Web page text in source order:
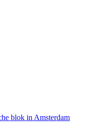
blok in Amsterdam